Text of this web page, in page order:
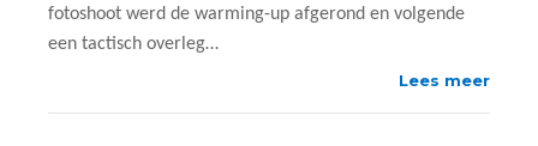
fotoshoot werd de warming-up afgerond en volgende
een tactisch overleg…
Lees meer